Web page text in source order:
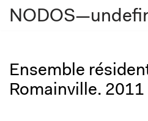
contenu
Ensemble
Romainville. 2011